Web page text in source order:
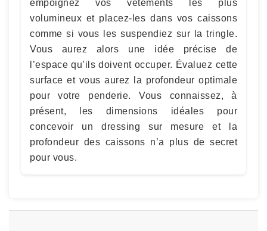
empoignez vos vêtements les plus
volumineux et placez-les dans vos caissons
comme si vous les suspendiez sur la tringle.
Vous aurez alors une idée précise de
l’espace qu’ils doivent occuper. Évaluez cette
surface et vous aurez la profondeur optimale
pour votre penderie. Vous connaissez, à
présent, les dimensions idéales pour
concevoir un dressing sur mesure et la
profondeur des caissons n’a plus de secret
pour vous.